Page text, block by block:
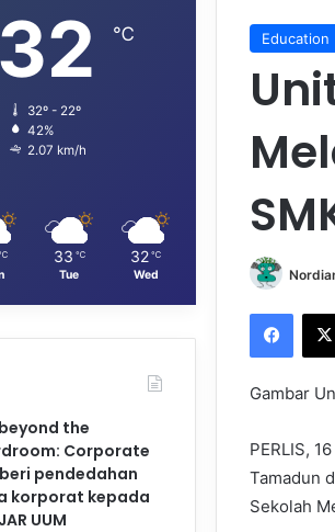
Education
Gambar
PERLIS,
Tamadun
Sekolah
32 ℃
32º - 22º
42%
2.07 km/h
33 ℃
Tue
32 ℃
Wed
the
Corporate
pendedahan
korporat kepada
UUM